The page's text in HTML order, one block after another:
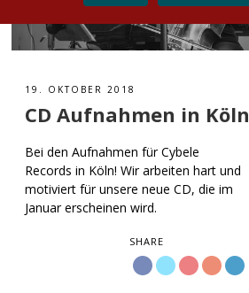
19. OKTOBER 2018
CD Aufnahmen in Köln
Bei den Aufnahmen für Cybele
Records in Köln! Wir arbeiten hart und
motiviert für unsere neue CD, die im
Januar erscheinen wird.
SHARE